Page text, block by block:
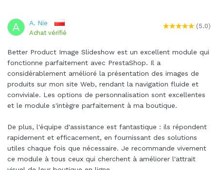
A A. Nie
Achat vérifié
(5.0)
Better Product Image Slideshow est un excellent module qui
fonctionne parfaitement avec PrestaShop. Il a
considérablement amélioré la présentation des images de
produits sur mon site Web, rendant la navigation fluide et
conviviale. Les options de personnalisation sont excellentes
et le module s'intègre parfaitement à ma boutique.
De plus, l'équipe d'assistance est fantastique : ils répondent
rapidement et efficacement, en fournissant des solutions
utiles chaque fois que nécessaire. Je recommande vivement
ce module à tous ceux qui cherchent à améliorer l'attrait